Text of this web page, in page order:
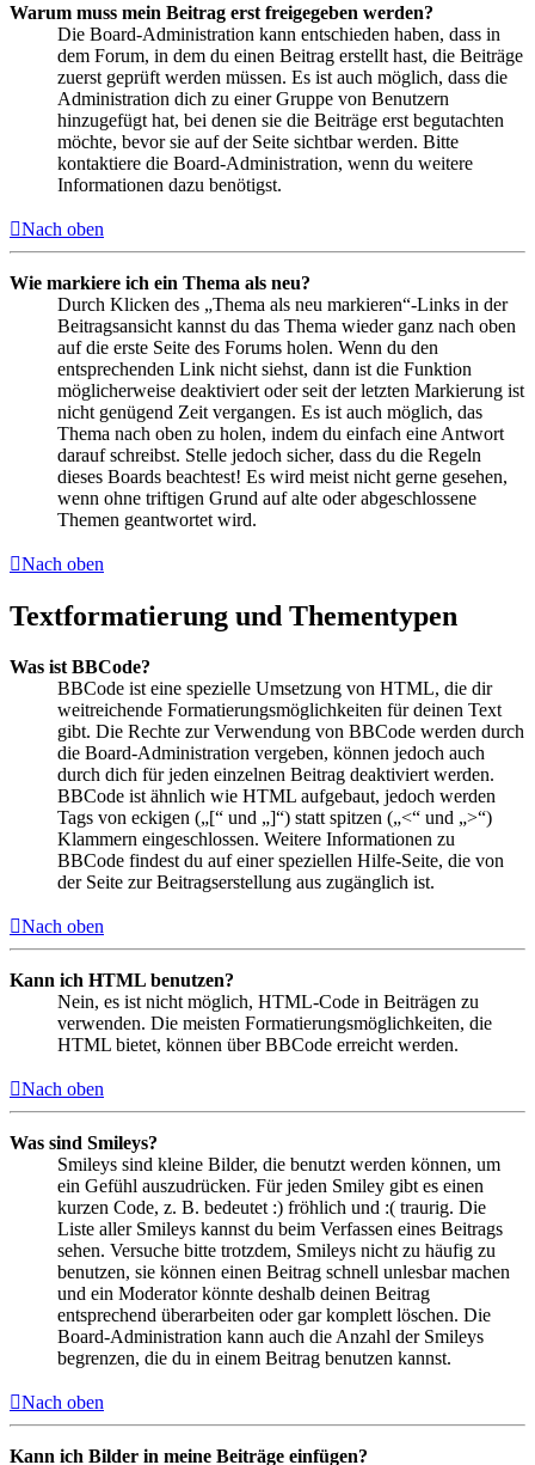
Warum muss mein Beitrag erst freigegeben werden?
Die Board-Administration kann entschieden haben, dass in
dem Forum, in dem du einen Beitrag erstellt hast, die Beiträge
zuerst geprüft werden müssen. Es ist auch möglich, dass die
Administration dich zu einer Gruppe von Benutzern
hinzugefügt hat, bei denen sie die Beiträge erst begutachten
möchte, bevor sie auf der Seite sichtbar werden. Bitte
kontaktiere die Board-Administration, wenn du weitere
Informationen dazu benötigst.
Nach oben
Wie markiere ich ein Thema als neu?
Durch Klicken des „Thema als neu markieren“-Links in der
Beitragsansicht kannst du das Thema wieder ganz nach oben
auf die erste Seite des Forums holen. Wenn du den
entsprechenden Link nicht siehst, dann ist die Funktion
möglicherweise deaktiviert oder seit der letzten Markierung ist
nicht genügend Zeit vergangen. Es ist auch möglich, das
Thema nach oben zu holen, indem du einfach eine Antwort
darauf schreibst. Stelle jedoch sicher, dass du die Regeln
dieses Boards beachtest! Es wird meist nicht gerne gesehen,
wenn ohne triftigen Grund auf alte oder abgeschlossene
Themen geantwortet wird.
Nach oben
Textformatierung und Thementypen
Was ist BBCode?
BBCode ist eine spezielle Umsetzung von HTML, die dir
weitreichende Formatierungsmöglichkeiten für deinen Text
gibt. Die Rechte zur Verwendung von BBCode werden durch
die Board-Administration vergeben, können jedoch auch
durch dich für jeden einzelnen Beitrag deaktiviert werden.
BBCode ist ähnlich wie HTML aufgebaut, jedoch werden
Tags von eckigen („[“ und „]“) statt spitzen („<“ und „>“)
Klammern eingeschlossen. Weitere Informationen zu
BBCode findest du auf einer speziellen Hilfe-Seite, die von
der Seite zur Beitragserstellung aus zugänglich ist.
Nach oben
Kann ich HTML benutzen?
Nein, es ist nicht möglich, HTML-Code in Beiträgen zu
verwenden. Die meisten Formatierungsmöglichkeiten, die
HTML bietet, können über BBCode erreicht werden.
Nach oben
Was sind Smileys?
Smileys sind kleine Bilder, die benutzt werden können, um
ein Gefühl auszudrücken. Für jeden Smiley gibt es einen
kurzen Code, z. B. bedeutet :) fröhlich und :( traurig. Die
Liste aller Smileys kannst du beim Verfassen eines Beitrags
sehen. Versuche bitte trotzdem, Smileys nicht zu häufig zu
benutzen, sie können einen Beitrag schnell unlesbar machen
und ein Moderator könnte deshalb deinen Beitrag
entsprechend überarbeiten oder gar komplett löschen. Die
Board-Administration kann auch die Anzahl der Smileys
begrenzen, die du in einem Beitrag benutzen kannst.
Nach oben
Kann ich Bilder in meine Beiträge einfügen?